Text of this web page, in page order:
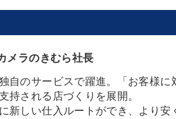
メラのきむら社長
自のサービスで躍進。「お客様に
持される店づくりを展開。
新しい仕入ルートができ、より